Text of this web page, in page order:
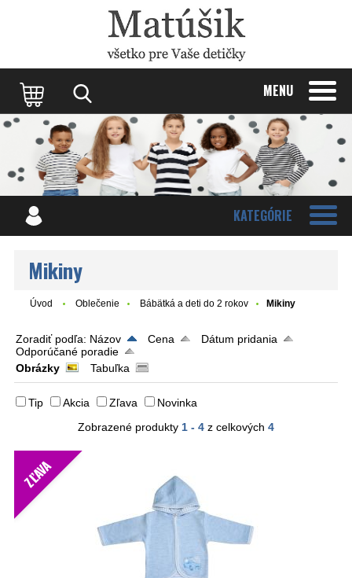
MENU
KATEGÓRIE
Mikiny
Úvod Oblečenie Bábätká a deti do 2 rokov Mikiny
Zoradiť podľa: Názov Cena
Dátum pridania
Odporúčané poradie
Obrázky
Tabuľka
Tip Akcia Zľava
Novinka
Zobrazené produkty 1 - 4 z celkových 4
ZĽAVA
Update cookies preferences